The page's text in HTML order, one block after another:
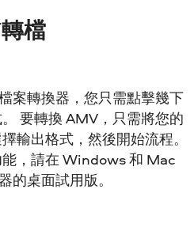
檔
案轉換器，您只需點擊幾下
要轉換 AMV，只需將您的
輸出格式，然後開始流程。
，請在 Windows 和 Mac
的桌面試用版。